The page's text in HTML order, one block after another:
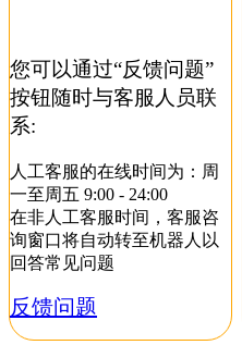
您可以通过“反馈问题”
按钮随时与客服人员联
系:
人工客服的在线时间为：周
一至周五 9:00 - 24:00
在非人工客服时间，客服咨
询窗口将自动转至机器人以
回答常见问题
反馈问题